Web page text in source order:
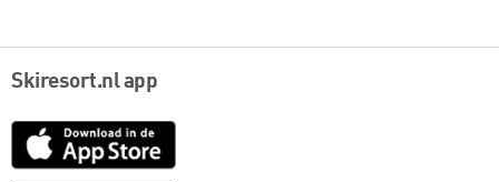
Skiresort.nl app
App